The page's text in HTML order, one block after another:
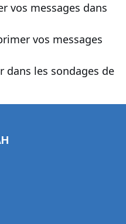
vos messages dans
vos messages
dans les sondages de